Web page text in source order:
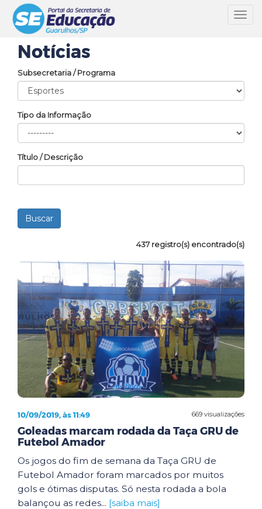
Notícias
Subsecretaria / Programa
Tipo da Informação
Título / Descrição
437 registro(s) encontrado(s)
669 visualizações
10/09/2019, às 11:49
Goleadas marcam rodada da Taça GRU de
Futebol Amador
Os jogos do fim de semana da Taça GRU de
Futebol Amador foram marcados por muitos
gols e ótimas disputas. Só nesta rodada a bola
balançou as redes... [saiba mais]